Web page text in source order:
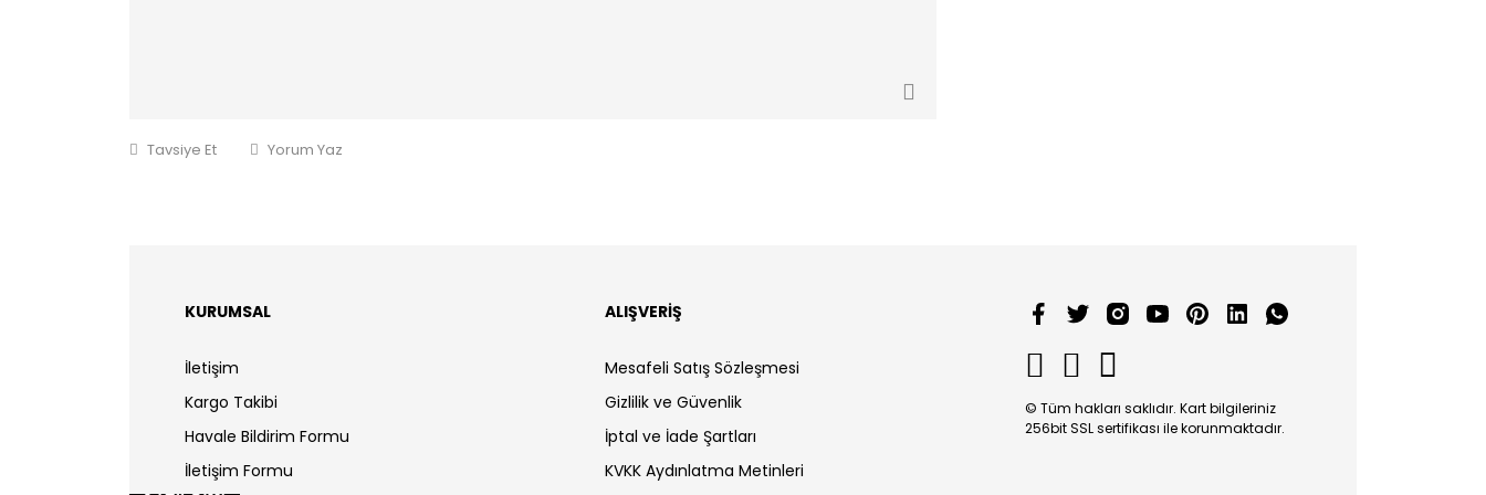
Tavsiye Et Yorum Yaz
KURUMSAL
İletişim
Kargo Takibi
Havale Bildirim Formu
İletişim Formu
ALIŞVERİŞ
Mesafeli Satış Sözleşmesi
Gizlilik ve Güvenlik
İptal ve İade Şartları
KVKK Aydınlatma Metinleri
© Tüm hakları saklıdır. Kart bilgileriniz
256bit SSL sertifikası ile korunmaktadır.